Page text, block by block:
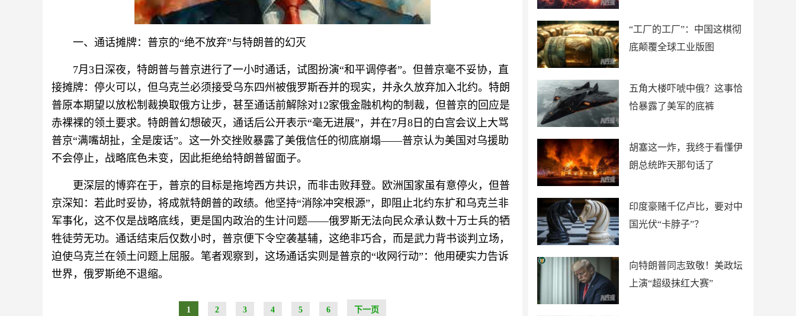
一、通话摊牌：普京的“绝不放弃”与特朗普的幻灭
7月3日深夜，特朗普与普京进行了一小时通话，试图扮演“和平调停者”。但普京毫不妥协，直
接摊牌：停火可以，但乌克兰必须接受乌东四州被俄罗斯吞并的现实，并永久放弃加入北约。特朗
普原本期望以放松制裁换取俄方让步，甚至通话前解除对12家俄金融机构的制裁，但普京的回应是
赤裸裸的领土要求。特朗普幻想破灭，通话后公开表示“毫无进展”，并在7月8日的白宫会议上大骂
普京“满嘴胡扯，全是废话”。这一外交挫败暴露了美俄信任的彻底崩塌——普京认为美国对乌援助
不会停止，战略底色未变，因此拒绝给特朗普留面子。
更深层的博弈在于，普京的目标是拖垮西方共识，而非击败拜登。欧洲国家虽有意停火，但普
京深知：若此时妥协，将成就特朗普的政绩。他坚持“消除冲突根源”，即阻止北约东扩和乌克兰非
军事化，这不仅是战略底线，更是国内政治的生计问题——俄罗斯无法向民众承认数十万士兵的牺
牲徒劳无功。通话结束后仅数小时，普京便下令空袭基辅，这绝非巧合，而是武力背书谈判立场，
迫使乌克兰在领土问题上屈服。笔者观察到，这场通话实则是普京的“收网行动”：他用硬实力告诉
世界，俄罗斯绝不退缩。
1 2 3 4 5 6 下一页
“工厂的工厂”：中国这棋彻
底颠覆全球工业版图
五角大楼吓唬中俄？这事恰
恰暴露了美军的底裤
胡塞这一炸，我终于看懂伊
朗总统昨天那句话了
印度豪赌千亿卢比，要对中
国光伏“卡脖子”？
向特朗普同志致敬！美政坛
上演“超级抹红大赛”